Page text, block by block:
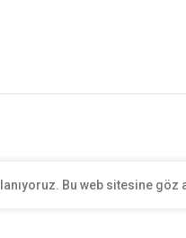
Bu web sitesine göz